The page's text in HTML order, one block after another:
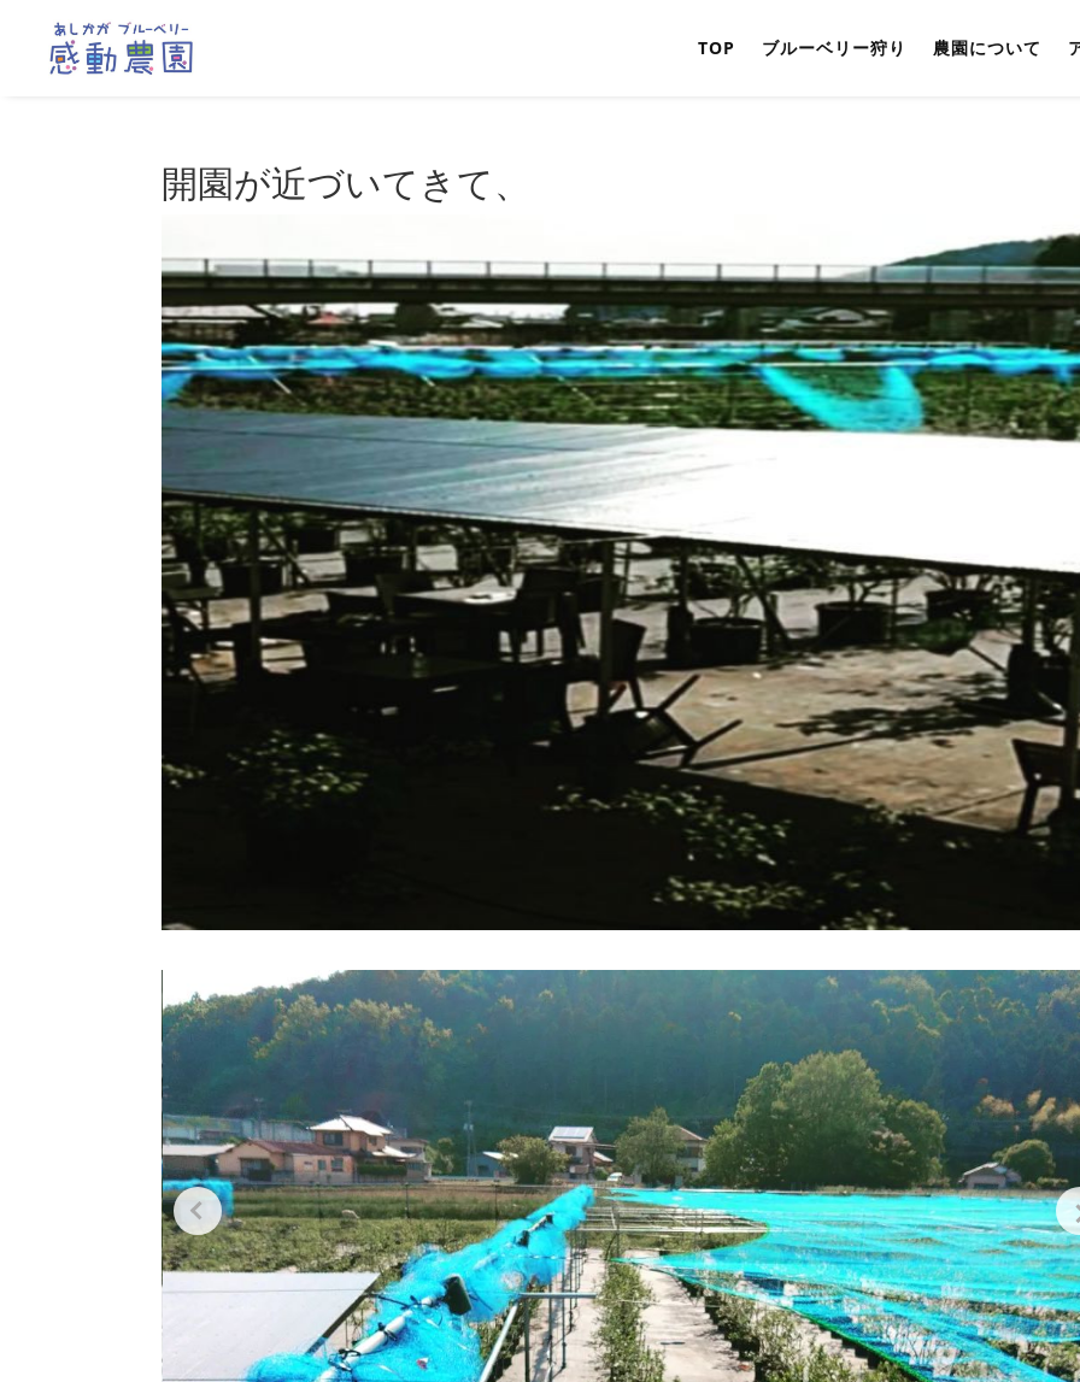
TOP ブルーベリー狩り 農園について
開園が近づいてきて、